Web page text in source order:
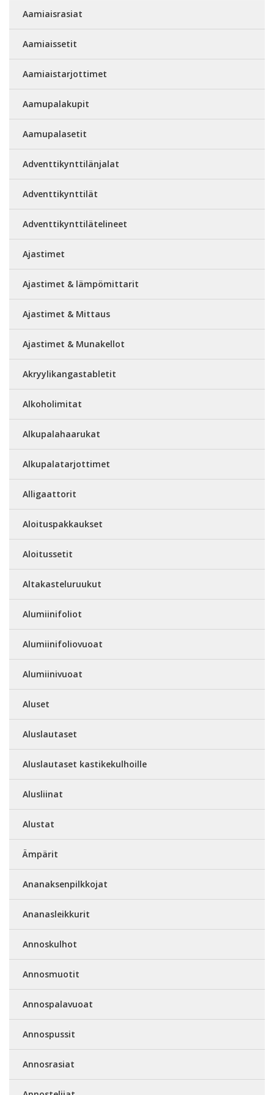
Aamiaisrasiat
Aamiaissetit
Aamiaistarjottimet
Aamupalakupit
Aamupalasetit
Adventtikynttilänjalat
Adventtikynttilät
Adventtikynttilätelineet
Ajastimet
Ajastimet & lämpömittarit
Ajastimet & Mittaus
Ajastimet & Munakellot
Akryylikangastabletit
Alkoholimitat
Alkupalahaarukat
Alkupalatarjottimet
Alligaattorit
Aloituspakkaukset
Aloitussetit
Altakasteluruukut
Alumiinifoliot
Alumiinifoliovuoat
Alumiinivuoat
Aluset
Aluslautaset
Aluslautaset kastikekulhoille
Alusliinat
Alustat
Ämpärit
Ananaksenpilkkojat
Ananasleikkurit
Annoskulhot
Annosmuotit
Annospalavuoat
Annospussit
Annosrasiat